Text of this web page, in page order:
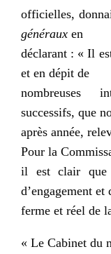
officielles,
généraux en
déclarant : « Il
et en dépit de
nombreuses
successifs, que
après année,
Pour la
il est clair que
d’engagement et
ferme et réel de
« Le Cabinet du